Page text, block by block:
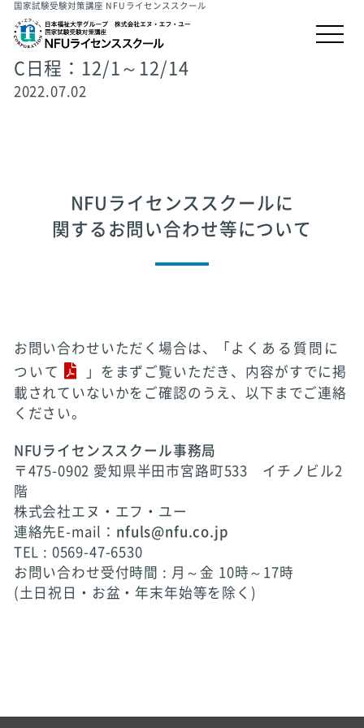
国家試験受験対策講座 NFUライセンススクール
C日程：12/1～12/14
2022.07.02
NFUライセンススクールに
関するお問い合わせ等について
お問い合わせいただく場合は、「 よくある質問に
ついて
」をまずご覧いただき、内容がすでに掲
載されていないかをご確認のうえ、以下までご連絡
ください。
NFUライセンススクール事務局
〒475-0902 愛知県半田市宮路町533 イチノビル2
階
株式会社エヌ・エフ・ユー
連絡先E-mail： nfuls@nfu.co.jp
TEL : 0569-47-6530
お問い合わせ受付時間 : 月～金 10時～17時
(土日祝日・お盆・年末年始等を除く)